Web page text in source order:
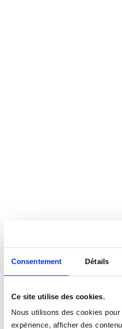
Consentement Détails
Ce site utilise des cookies.
Nous utilisons des cookies
expérience, afficher des